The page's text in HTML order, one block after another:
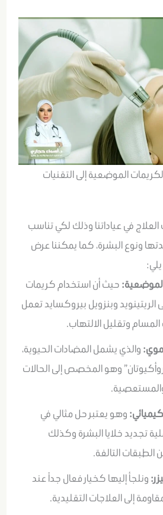
الموضعية إلى التقنيات
في عياداتنا وذلك لكي تناسب
ونوع البشرة، كما يمكننا عرض
حيث أن استخدام كريمات
وبنزويل بيروكسايد تعمل
وتقليل الالتهاب.
والذي يشمل المضادات الحيوية،
وهو المخصص إلى الحالات
.
وهو يعتبر حل مثالي في
تجديد خلايا البشرة وكذلك
التالفة.
ونلجأ إليها كخيار فعال جداً عند
إلى العلاجات التقليدية.